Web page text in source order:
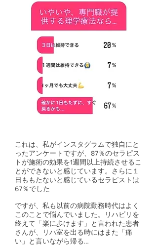
​これは、私がインスタグラムで独自にと
ったアンケートですが、87％のセラピス
トが施術の効果を1週間以上持続させるこ
とができないと感じています。さらに１
日ももたないと感じているセラピストは
67％でした
ですが、私も以前の病院勤務時代はよく
このことで悩んでいました。リハビリを
終えて「楽に歩けます」と言われた患者
さんが、リハ室を出る時にはまた「痛
い」と言いながら帰る…